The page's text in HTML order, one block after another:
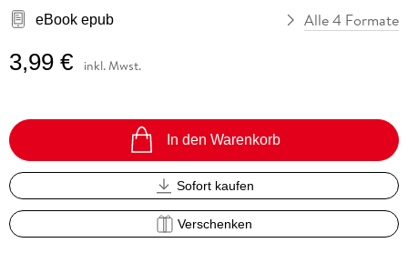
eBook epub Alle 4 Formate
3,99 € inkl. Mwst.
In den Warenkorb
Sofort kaufen
Verschenken